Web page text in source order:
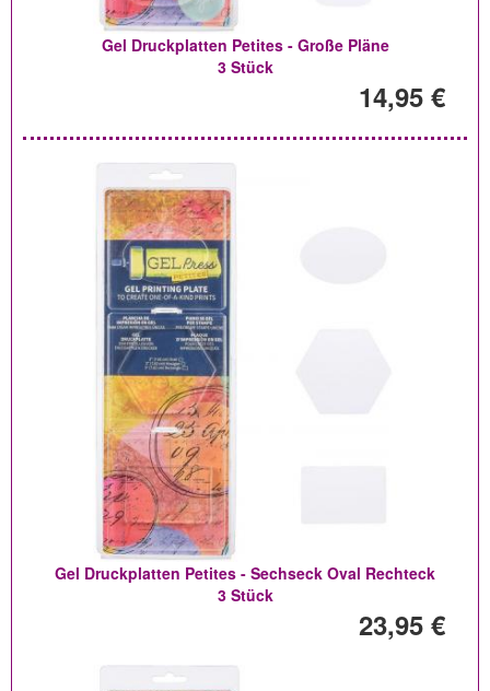
Gel Druckplatten Petites - Große Pläne
3 Stück
14,95 €
Gel Druckplatten Petites - Sechseck Oval Rechteck
3 Stück
23,95 €